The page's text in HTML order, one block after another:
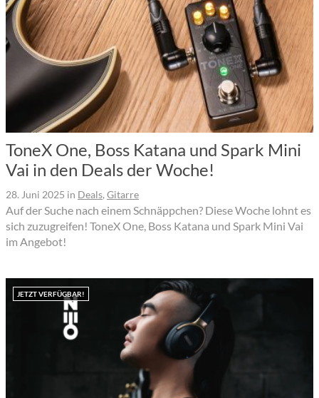
ToneX One, Boss Katana und Spark Mini
Vai in den Deals der Woche!
28. Juni 2025 in Deals, Gitarre
Auf der Suche nach einem Schnäppchen? Diese Woche lohnt es
sich zuzugreifen! ToneX One, Boss Katana und Spark Mini Vai
im Angebot!
JETZT VERFÜGBAR!